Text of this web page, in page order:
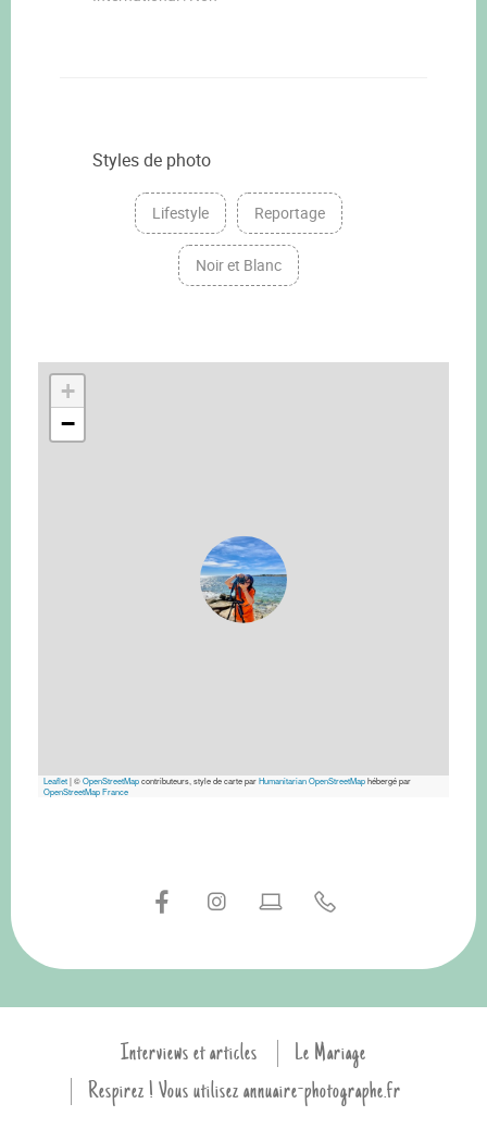
Styles de photo
Lifestyle Reportage
Noir et Blanc
+
−
Leaflet|©OpenStreetMapcontributeurs, style de carte parHumanitarian OpenStreetMaphébergé par
OpenStreetMap France
Interviews et articles
Le Mariage
Respirez ! Vous utilisez annuaire-photographe.fr